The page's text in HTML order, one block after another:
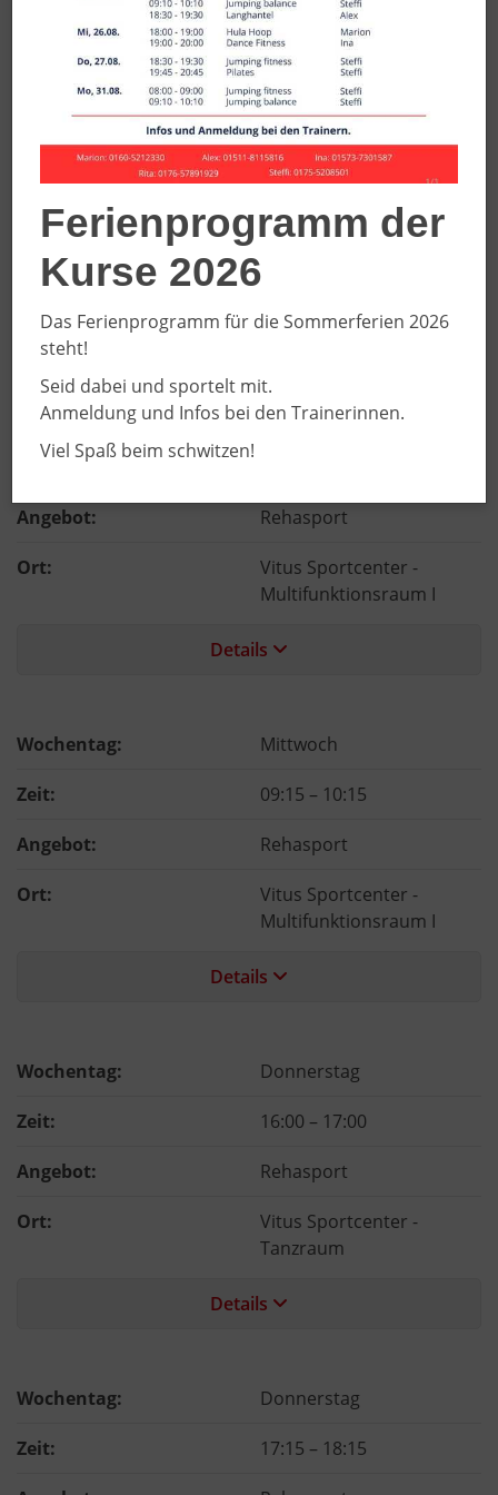
Angebote
Wochentag: Dienstag
Zeit: 17:45–18:45
Angebot: Rehasport
Ort:
Vitus Sportcenter -
Details
Wochentag: Dienstag
Angebot: Rehasport
Ort:
Vitus Sportcenter -
Multifunktionsraum I
Details
Wochentag: Mittwoch
Zeit: 09:15 – 10:15
Angebot: Rehasport
Ort:
Vitus Sportcenter -
Multifunktionsraum I
Details
Wochentag: Donnerstag
Zeit: 16:00 – 17:00
Angebot: Rehasport
Ort:
Vitus Sportcenter -
Tanzraum
Details
Wochentag: Donnerstag
Zeit: 17:15 – 18:15
Ferienprogramm der
Kurse 2026
Das Ferienprogramm für die Sommerferien 2026
steht!
Seid dabei und sportelt mit.
Anmeldung und Infos bei den Trainerinnen.
Viel Spaß beim schwitzen!